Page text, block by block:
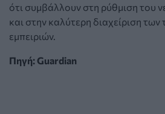
ότι συμβάλλουν στη ρύθμιση του
και στην καλύτερη διαχείριση
εμπειριών.
Πηγή: Guardian